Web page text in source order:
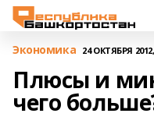
Экономика 24 ОКТЯБРЯ
Плюсы и
чего